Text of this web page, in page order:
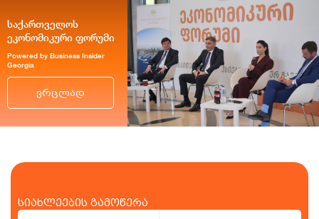
საქართველოს
ეკონომიკური ფორუმი
Powered by Business Insider
Georgia
ვრცლად
სიახლეების გამოწერა